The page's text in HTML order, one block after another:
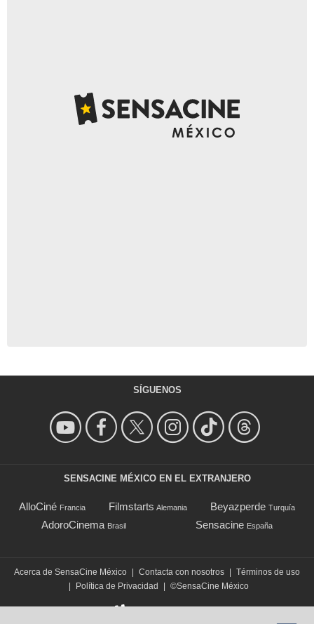
SÍGUENOS
SENSACINE MÉXICO EN EL EXTRANJERO
AlloCiné Francia Filmstarts Alemania Beyazperde Turquía
AdoroCinema Brasil Sensacine España
Acerca de SensaCine México | Contacta con nosotros | Términos de uso
|
Política de Privacidad | ©SensaCine México